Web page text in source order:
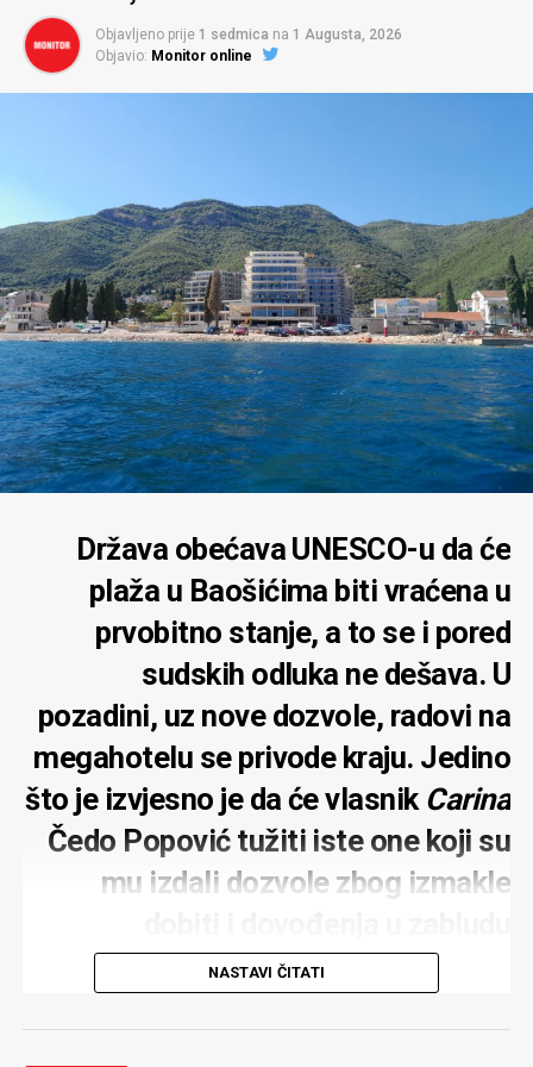
Objavljeno prije 1 sedmica na 1 Augusta, 2026
Objavio: Monitor online
Država obećava UNESCO-u da će
plaža u Baošićima biti vraćena u
prvobitno stanje, a to se i pored
sudskih odluka ne dešava. U
pozadini, uz nove dozvole, radovi na
megahotelu se privode kraju. Jedino
što je izvjesno je da će vlasnik Carina
Čedo Popović tužiti iste one koji su
mu izdali dozvole zbog izmakle
NASTAVI ČITATI